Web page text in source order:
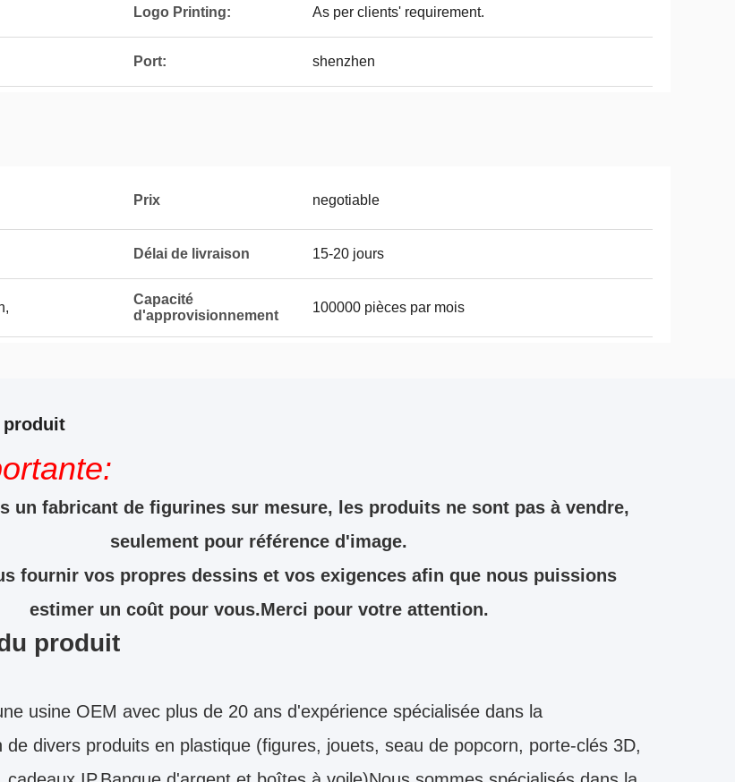
Logo Printing: As per clients' requirement.
Port: shenzhen
Prix negotiable
Délai de livraison 15-20 jours
Capacité
d'approvisionnement
100000 pièces par mois
produit
un fabricant de figurines sur mesure, les produits ne sont pas à vendre,
seulement pour référence d'image.
fournir vos propres dessins et vos exigences afin que nous puissions
estimer un coût pour vous.Merci pour votre attention.
produit
usine OEM avec plus de 20 ans d'expérience spécialisée dans la
de divers produits en plastique (figures, jouets, seau de popcorn, porte-clés 3D,